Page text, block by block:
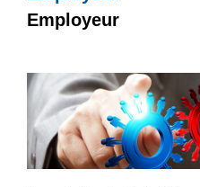
Employeur